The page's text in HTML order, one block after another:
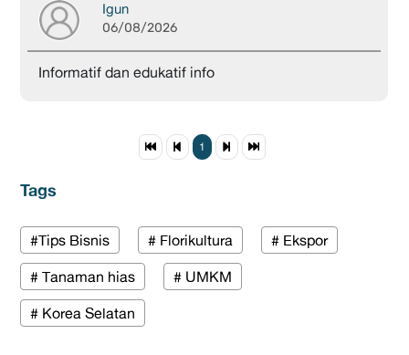
Igun
06/08/2026
Informatif dan edukatif info
1
Tags
#Tips Bisnis # Florikultura # Ekspor
# Tanaman hias # UMKM
# Korea Selatan